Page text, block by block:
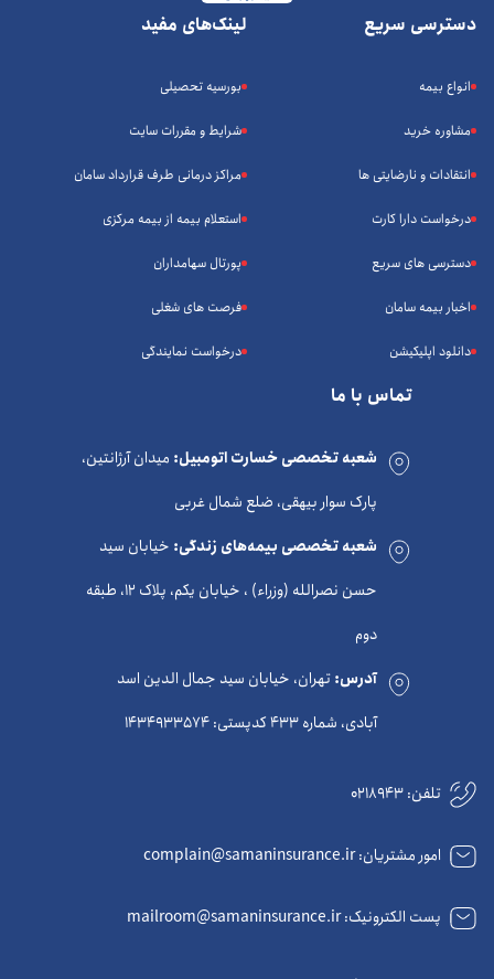
دسترسی سریع
انواع بیمه
مشاوره خرید
انتقادات و نارضایتی ها
درخواست دارا کارت
دسترسی های سریع
اخبار بیمه سامان
دانلود اپلیکیشن
لینک‌های مفید
بورسیه تحصیلی
شرایط و مقررات سایت
مراکز درمانی طرف قرارداد سامان
استعلام بیمه از بیمه مرکزی
پورتال سهامداران
فرصت های شغلی
درخواست نمایندگی
تماس با ما
شعبه تخصصی خسارت اتومبیل: میدان آرژانتین،
پارک سوار بیهقی، ضلع شمال غربی
شعبه تخصصی بیمه‌های زندگی: خیابان سید
حسن نصرالله (وزراء) ، خیابان یکم، پلاک 12، طبقه
دوم
آدرس:تهران، خیابان سید جمال الدین اسد
آبادی، شماره 433 کدپستی: 1434933574
تلفن:0218943
امور مشتریان: complain@samaninsurance.ir
پست الکترونیک: mailroom@samaninsurance.ir